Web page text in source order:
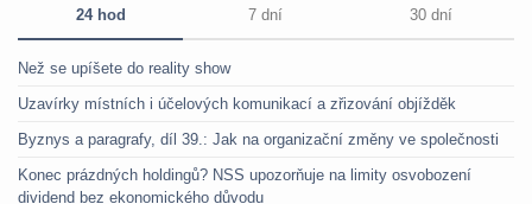
24 hod 7 dní 30 dní
Než se upíšete do reality show
Uzavírky místních i účelových komunikací a zřizování objížděk
Byznys a paragrafy, díl 39.: Jak na organizační změny ve společnosti
Konec prázdných holdingů? NSS upozorňuje na limity osvobození
dividend bez ekonomického důvodu